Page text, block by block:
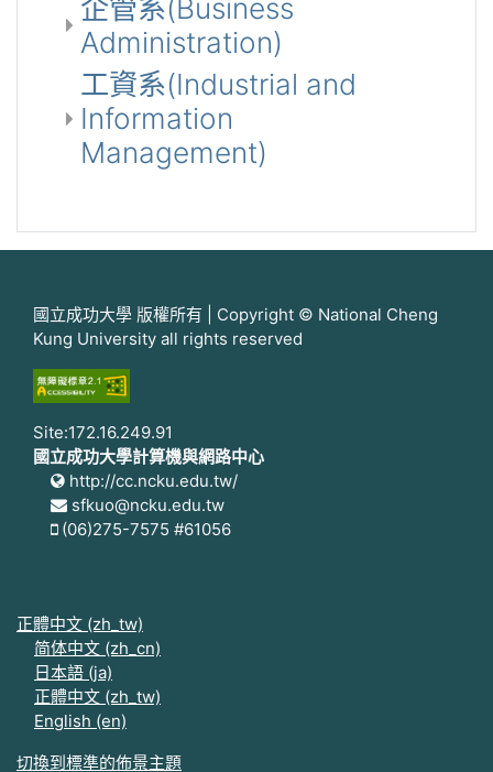
企管系(Business
Administration)
工資系(Industrial and
Information
Management)
國立成功大學 版權所有 | Copyright © National Cheng
Kung University all rights reserved
Site:172.16.249.91
國立成功大學計算機與網路中心
http://cc.ncku.edu.tw/
sfkuo@ncku.edu.tw
(06)275-7575 #61056
正體中文 ‎(zh_tw)‎
简体中文 ‎(zh_cn)‎
日本語 ‎(ja)‎
正體中文 ‎(zh_tw)‎
English ‎(en)‎
切換到標準的佈景主題